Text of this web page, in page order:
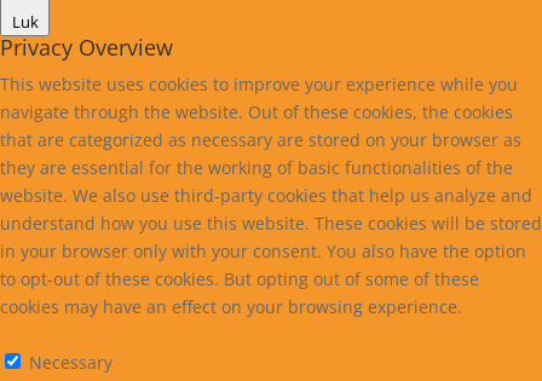
Luk
Privacy Overview
This website uses cookies to improve your experience while you
navigate through the website. Out of these cookies, the cookies
that are categorized as necessary are stored on your browser as
they are essential for the working of basic functionalities of the
website. We also use third-party cookies that help us analyze and
understand how you use this website. These cookies will be stored
in your browser only with your consent. You also have the option
to opt-out of these cookies. But opting out of some of these
cookies may have an effect on your browsing experience.
Necessary